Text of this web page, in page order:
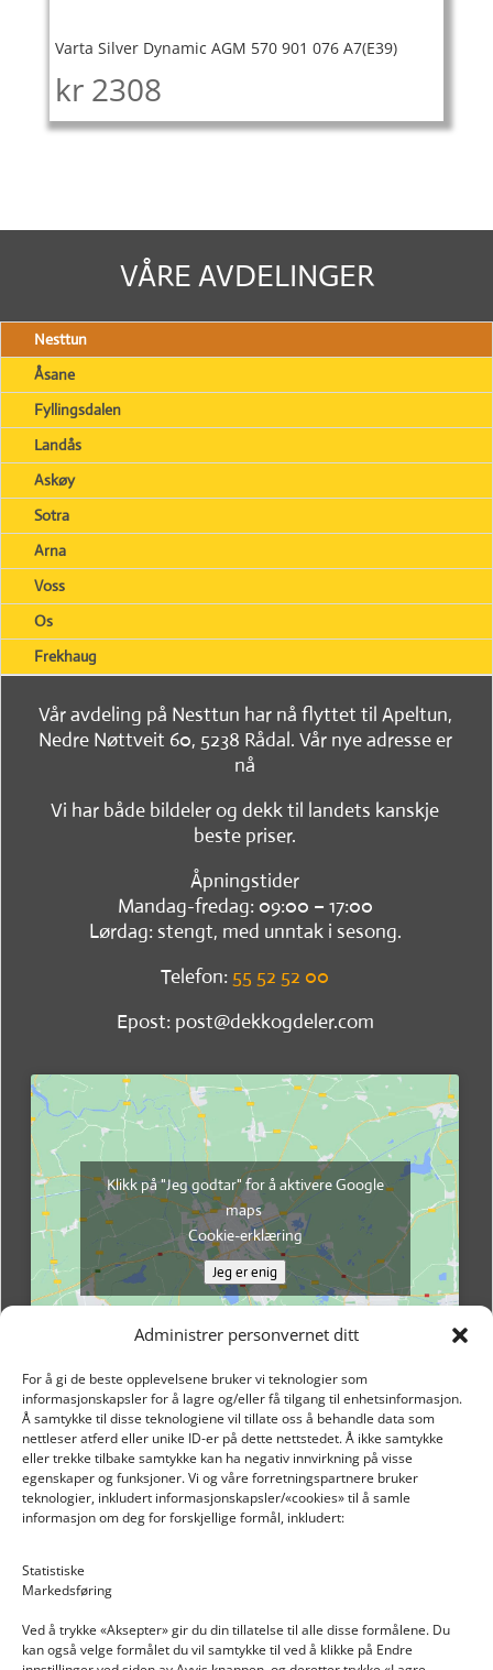
Administrer personvernet ditt
For å gi de beste opplevelsene bruker vi teknologier som
informasjonskapsler for å lagre og/eller få tilgang til enhetsinformasjon.
Å samtykke til disse teknologiene vil tillate oss å behandle data som
nettleser atferd eller unike ID-er på dette nettstedet. Å ikke samtykke
eller trekke tilbake samtykke kan ha negativ innvirkning på visse
egenskaper og funksjoner. Vi og våre forretningspartnere bruker
teknologier, inkludert informasjonskapsler/«cookies» til å samle
informasjon om deg for forskjellige formål, inkludert:
Statistiske
Markedsføring
Ved å trykke «Aksepter» gir du din tillatelse til alle disse formålene. Du
kan også velge formålet du vil samtykke til ved å klikke på Endre
Varta Silver Dynamic AGM 570 901 076 A7(E39)
kr 2308
VÅRE AVDELINGER
Nesttun
Åsane
Fyllingsdalen
Landås
Askøy
Sotra
Arna
Voss
Os
Frekhaug
Vår avdeling på Nesttun har nå flyttet til Apeltun,
Nedre Nøttveit 60, 5238 Rådal. Vår nye adresse er
nå
Vi har både bildeler og dekk til landets kanskje
beste priser.
Åpningstider
Mandag-fredag: 09:00 – 17:00
Lørdag: stengt, med unntak i sesong.
Telefon: 55 52 52 00
Epost: post@dekkogdeler.com
Klikk på "Jeg godtar" for å aktivere Google
maps
Cookie-erklæring
Jeg er enig